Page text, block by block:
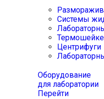
Системы
Центрифуги
Оборудование
для лаборатории
Перейти